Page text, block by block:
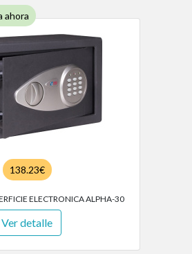
ahora
138.23€
ELECTRONICA ALPHA-30
Ver detalle